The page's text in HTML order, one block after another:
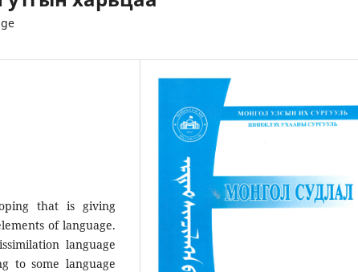
that is giving
of language.
language
to some language